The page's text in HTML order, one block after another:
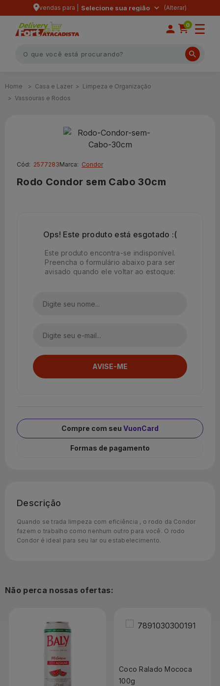
vendas para | Selecione sua região
0
Casa e Lazer
Limpeza e Organização
Vassouras e Rodos
Cód: 2577283Marca: Condor
Rodo Condor sem Cabo 30cm
Ops! Este produto está esgotado :(
Este produto encontra-se indisponível.
Preencha o formulário abaixo para ser
avisado quando ele voltar ao estoque:
Compre com seu VuonCard
Formas de pagamento
Descrição
Quando se trada limpeza com eficiência , o rodo da Condor
fazem o trabalho como nenhum outro para você. O rodo
Condor é ideal para seu lar ou estabelecimento.
Não perca nossas ofertas:
Coco Ralado Mococa
100g